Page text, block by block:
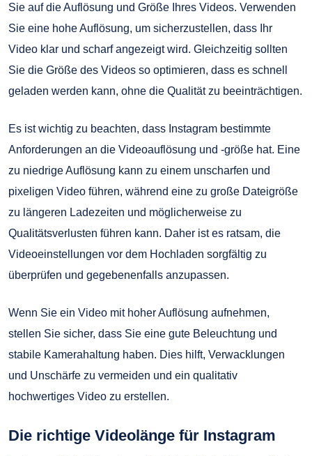
Sie auf die Auflösung und Größe Ihres Videos. Verwenden
Sie eine hohe Auflösung, um sicherzustellen, dass Ihr
Video klar und scharf angezeigt wird. Gleichzeitig sollten
Sie die Größe des Videos so optimieren, dass es schnell
geladen werden kann, ohne die Qualität zu beeinträchtigen.
Es ist wichtig zu beachten, dass Instagram bestimmte
Anforderungen an die Videoauflösung und -größe hat. Eine
zu niedrige Auflösung kann zu einem unscharfen und
pixeligen Video führen, während eine zu große Dateigröße
zu längeren Ladezeiten und möglicherweise zu
Qualitätsverlusten führen kann. Daher ist es ratsam, die
Videoeinstellungen vor dem Hochladen sorgfältig zu
überprüfen und gegebenenfalls anzupassen.
Wenn Sie ein Video mit hoher Auflösung aufnehmen,
stellen Sie sicher, dass Sie eine gute Beleuchtung und
stabile Kamerahaltung haben. Dies hilft, Verwacklungen
und Unschärfe zu vermeiden und ein qualitativ
hochwertiges Video zu erstellen.
Die richtige Videolänge für Instagram